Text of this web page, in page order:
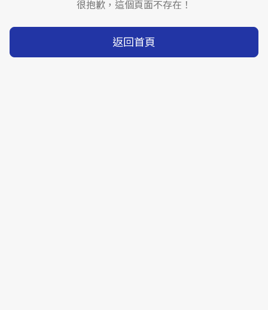
很抱歉，這個頁面不存在！
返回首頁